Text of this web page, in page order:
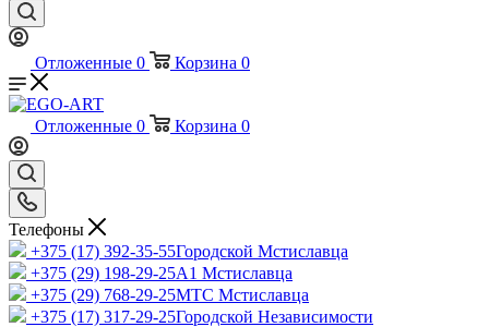
Отложенные 0 Корзина 0
Отложенные 0 Корзина 0
Телефоны
+375 (17) 392-35-55Городской Мстиславца
+375 (29) 198-29-25A1 Мстиславца
+375 (29) 768-29-25МТС Мстиславца
+375 (17) 317-29-25Городской Независимости